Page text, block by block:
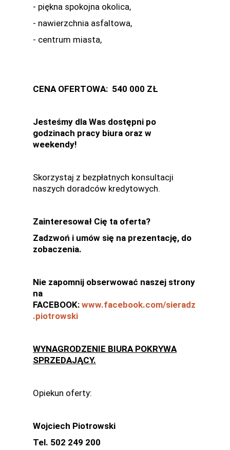
- piękna spokojna okolica,
- nawierzchnia asfaltowa,
- centrum miasta,
CENA OFERTOWA: 540 000 ZŁ
Jesteśmy dla Was dostępni po
godzinach pracy biura oraz w
weekendy!
Skorzystaj z bezpłatnych konsultacji
naszych doradców kredytowych.
Zainteresował Cię ta oferta?
Zadzwoń i umów się na prezentację, do
zobaczenia.
Nie zapomnij obserwować naszej strony
na
FACEBOOK: www.facebook.com/sieradz
.piotrowski
WYNAGRODZENIE BIURA POKRYWA
SPRZEDAJĄCY.
Opiekun oferty:
Wojciech Piotrowski
Tel. 502 249 200